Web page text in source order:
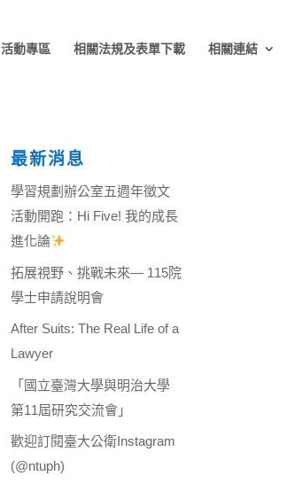
活動專區 相關法規及表單下載 相關連結
最新消息
學習規劃辦公室五週年徵文
活動開跑：Hi Five! 我的成長
進化論
拓展視野、挑戰未來— 115院
學士申請說明會
After Suits: The Real Life of a
Lawyer
「國立臺灣大學與明治大學
第11屆研究交流會」
歡迎訂閱臺大公衛Instagram
(@ntuph)